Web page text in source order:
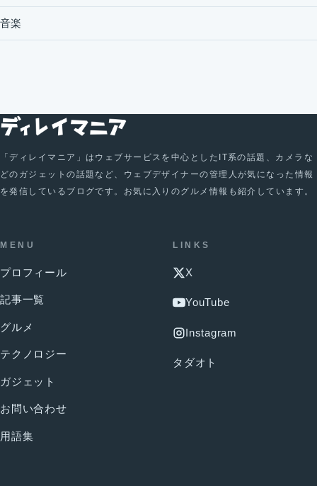
音楽
「ディレイマニア」はウェブサービスを中心としたIT系の話題、カメラな
どのガジェットの話題など、ウェブデザイナーの管理人が気になった情報
を発信しているブログです。お気に入りのグルメ情報も紹介しています。
MENU
プロフィール
記事一覧
グルメ
テクノロジー
ガジェット
お問い合わせ
用語集
LINKS
X
YouTube
Instagram
タダオト